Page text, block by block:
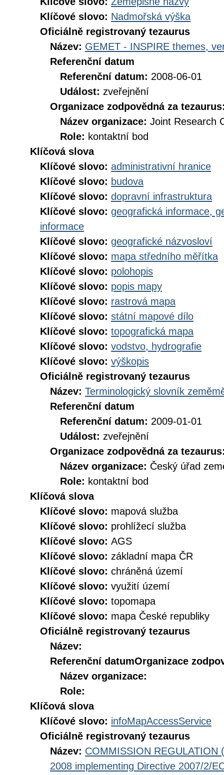
Klíčové slovo: Nadmořská výška
Oficiálně registrovaný tezaurus
Název: GEMET - INSPIRE themes,
Referenční datum
Referenční datum: 2008-06-01
Událost: zveřejnění
Organizace zodpovědná za
Název organizace: Joint Research
Role: kontaktní bod
Klíčová slova
Klíčové slovo: administrativní hranice
Klíčové slovo: budova
Klíčové slovo: dopravní infrastruktura
Klíčové slovo: geografická informace,
informace
Klíčové slovo: geografické názvosloví
Klíčové slovo: mapa středního měřítka
Klíčové slovo: polohopis
Klíčové slovo: popis mapy
Klíčové slovo: rastrová mapa
Klíčové slovo: státní mapové dílo
Klíčové slovo: topografická mapa
Klíčové slovo: vodstvo, hydrografie
Klíčové slovo: výškopis
Oficiálně registrovaný tezaurus
Název: Terminologický slovník
Referenční datum
Referenční datum: 2009-01-01
Událost: zveřejnění
Organizace zodpovědná za
Název organizace: Český úřad
Role: kontaktní bod
Klíčová slova
Klíčové slovo: mapová služba
Klíčové slovo: prohlížecí služba
Klíčové slovo: AGS
Klíčové slovo: základní mapa ČR
Klíčové slovo: chráněná území
Klíčové slovo: využití území
Klíčové slovo: topomapa
Klíčové slovo: mapa České republiky
Oficiálně registrovaný tezaurus
Název:
Referenční datumOrganizace
Název organizace:
Role:
Klíčová slova
Klíčové slovo: infoMapAccessService
Oficiálně registrovaný tezaurus
Název: COMMISSION REGULATION
2008 implementing Directive 2007/2/